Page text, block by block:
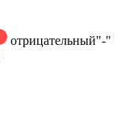
отрицательный"-"